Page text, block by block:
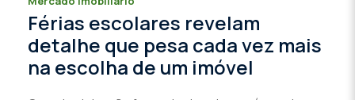
Férias escolares revelam
detalhe que pesa cada vez mais
na escolha de um imóvel